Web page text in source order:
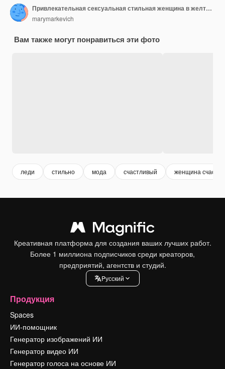
Привлекательная сексуальная стильная женщина в желтом стильном платье в джинсовой куртке, модный наряд, модный тренд весна-лето, солнечные, синие солнцезащитные очки, уличная мода, стиль хиппи, модные аксессуары
marymarkevich
Вам также могут понравиться эти фото
леди стильно мода счастливый женщина
Креативная платформа для создания ваших лучших работ.
Более 1 миллиона подписчиков среди креаторов,
предприятий, агентств и студий.
Pусский
Продукция
Spaces
ИИ-помощник
Генератор изображений ИИ
Генератор видео ИИ
Генератор голоса на основе ИИ